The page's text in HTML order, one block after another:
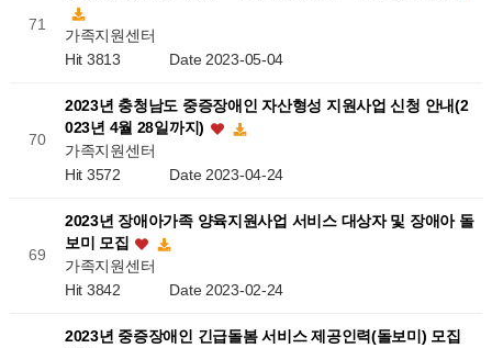
71
가족지원센터
Hit 3813 Date 2023-05-04
70
2023년 충청남도 중증장애인 자산형성 지원사업 신청 안내(2
023년 4월 28일까지)
가족지원센터
Hit 3572 Date 2023-04-24
69
2023년 장애아가족 양육지원사업 서비스 대상자 및 장애아 돌
보미 모집
가족지원센터
Hit 3842 Date 2023-02-24
2023년 중증장애인 긴급돌봄 서비스 제공인력(돌보미) 모집